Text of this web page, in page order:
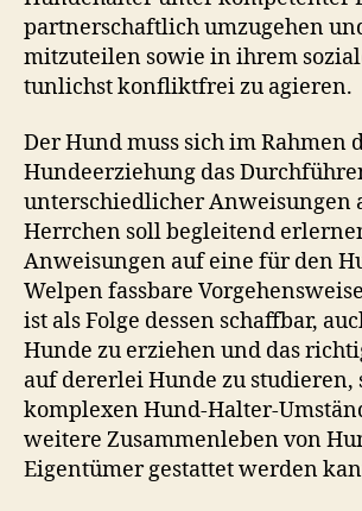
partnerschaftlich umzugehen
mitzuteilen sowie in ihrem
tunlichst konfliktfrei zu agieren.
Der Hund muss sich im Rahmen
Hundeerziehung das
unterschiedlicher Anweisungen
Herrchen soll begleitend
Anweisungen auf eine für den
Welpen fassbare
ist als Folge dessen schaffbar,
Hunde zu erziehen und das
auf dererlei Hunde zu studieren,
komplexen Hund-Halter-
weitere Zusammenleben von
Eigentümer gestattet werden